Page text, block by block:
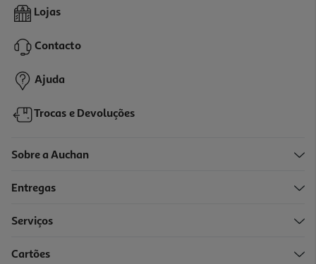
Molho Auchan Nuoc Mam 150ml
2,09 €
Lojas
Contacto
Ajuda
Trocas e Devoluções
Sobre a Auchan
Entregas
Serviços
Cartões